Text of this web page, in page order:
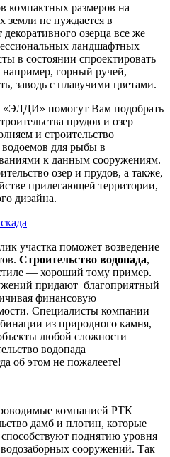
компактных размеров на
земли не нуждается в
озерца все же
ландшафтных
в состоянии спроектировать
горный ручей,
заводь с плавучими цветами.
помогут Вам подобрать
прудов и озер
и строительство
для рыбы в
к данным сооружениям.
озер и прудов, а также,
прилегающей территории,
дизайна.
участка поможет возведение
Строительство водопада,
— хороший тому пример.
придают благоприятный
финансовую
Специалисты компании
из природного камня,
любой сложности
водопада
об этом не пожалеете!
компанией РТК
дамб и плотин, которые
поднятию уровня
сооружений. Так